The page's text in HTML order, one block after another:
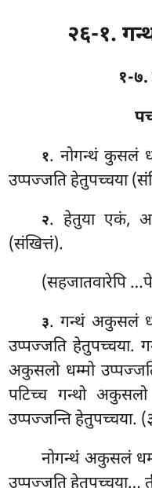
२६-१.
१-७.
१. नोगन्थं कुसलं
उप्पज्जति हेतुपच्चया
२. हेतुया एकं,
(संखित्तं).
(सहजातवारेपि
३. गन्थं अकुसलं
उप्पज्जति हेतुपच्चया.
अकुसलो धम्मो
पटिच्च गन्थो
उप्पज्जन्ति हेतुपच्चया.
नोगन्थं अकुसलं